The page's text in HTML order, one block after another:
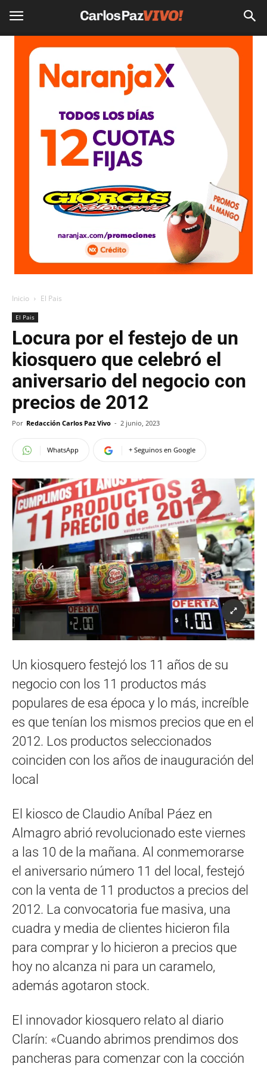
Inicio El Pais
El Pais
Locura por el festejo de un
kiosquero que celebró el
aniversario del negocio con
precios de 2012
Por Redacción Carlos Paz Vivo - 2 junio, 2023
WhatsApp + Seguinos en Google
Un kiosquero festejó los 11 años de su
negocio con los 11 productos más
populares de esa época y lo más, increíble
es que tenían los mismos precios que en el
2012. Los productos seleccionados
coinciden con los años de inauguración del
local
El kiosco de Claudio Aníbal Páez en
Almagro abrió revolucionado este viernes
a las 10 de la mañana. Al conmemorarse
el aniversario número 11 del local, festejó
con la venta de 11 productos a precios del
2012. La convocatoria fue masiva, una
cuadra y media de clientes hicieron fila
para comprar y lo hicieron a precios que
hoy no alcanza ni para un caramelo,
además agotaron stock.
El innovador kiosquero relato al diario
Clarín: «Cuando abrimos prendimos dos
pancheras para comenzar con la cocción